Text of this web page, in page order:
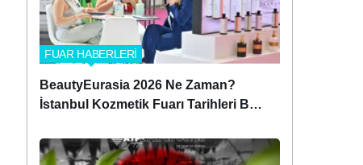
FUAR HABERLERİ
BeautyEurasia 2026 Ne Zaman?
İstanbul Kozmetik Fuarı Tarihleri Belli